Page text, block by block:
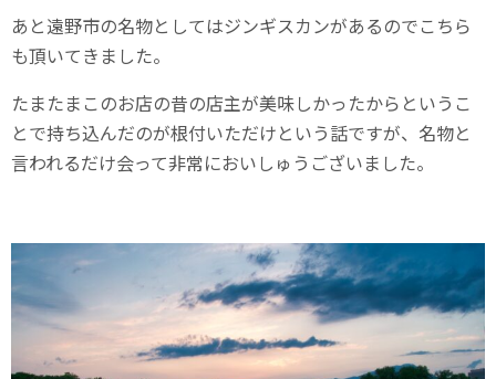
あと遠野市の名物としてはジンギスカンがあるのでこちら
も頂いてきました。
たまたまこのお店の昔の店主が美味しかったからというこ
とで持ち込んだのが根付いただけという話ですが、名物と
言われるだけ会って非常においしゅうございました。